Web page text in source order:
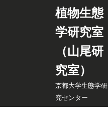
植物生態
学研究室
（山尾研
究室）
京都大学生態学研
究センター